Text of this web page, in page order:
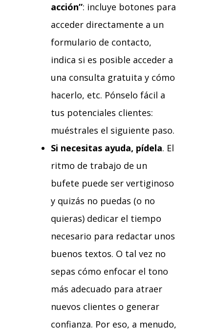
acción”: incluye botones para
acceder directamente a un
formulario de contacto,
indica si es posible acceder a
una consulta gratuita y cómo
hacerlo, etc. Pónselo fácil a
tus potenciales clientes:
muéstrales el siguiente paso.
Si necesitas ayuda, pídela. El
ritmo de trabajo de un
bufete puede ser vertiginoso
y quizás no puedas (o no
quieras) dedicar el tiempo
necesario para redactar unos
buenos textos. O tal vez no
sepas cómo enfocar el tono
más adecuado para atraer
nuevos clientes o generar
confianza. Por eso, a menudo,